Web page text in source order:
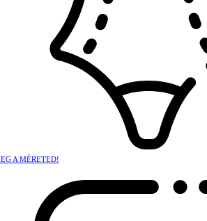
A MÉRETED!